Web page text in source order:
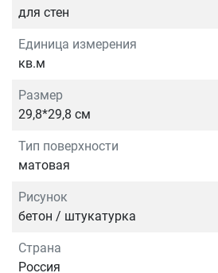
для стен
Единица измерения
кв.м
Размер
29,8*29,8 см
Тип поверхности
матовая
Рисунок
бетон / штукатурка
Страна
Россия